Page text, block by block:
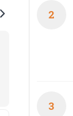
2
3